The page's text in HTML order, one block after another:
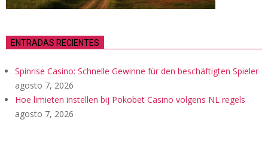
ENTRADAS RECIENTES
Spinrise Casino: Schnelle Gewinne für den beschäftigten Spieler
agosto 7, 2026
Hoe limieten instellen bij Pokobet Casino volgens NL regels
agosto 7, 2026